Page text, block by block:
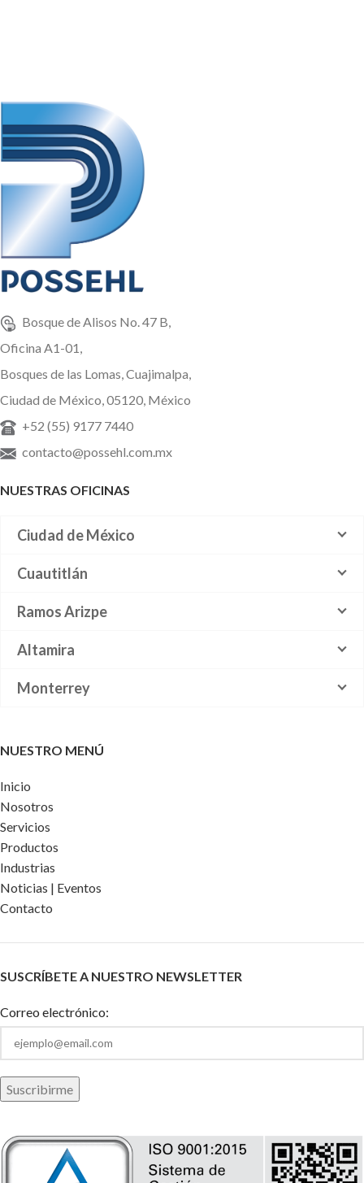
Bosque de Alisos No. 47 B,
Oficina A1-01,
Bosques de las Lomas, Cuajimalpa,
Ciudad de México, 05120, México
+52 (55) 9177 7440
contacto@possehl.com.mx
NUESTRAS OFICINAS
Ciudad de México
Cuautitlán
Ramos Arizpe
Altamira
Monterrey
NUESTRO MENÚ
Inicio
Nosotros
Servicios
Productos
Industrias
Noticias | Eventos
Contacto
SUSCRÍBETE A NUESTRO NEWSLETTER
Correo electrónico: